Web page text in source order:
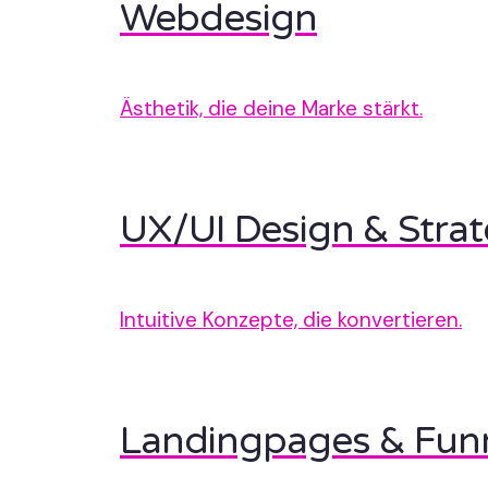
Webdesign
Ästhetik, die deine Marke stärkt.
UX/UI Design &
Intuitive Konzepte, die konvertieren.
Landingpages &